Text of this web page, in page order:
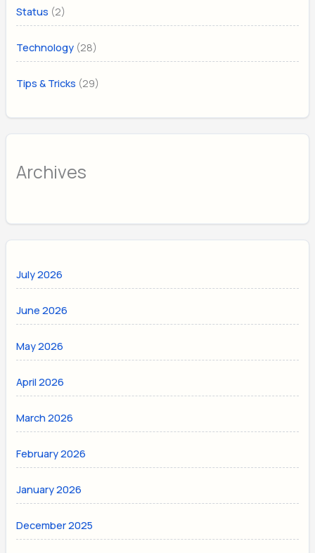
Status (2)
Technology (28)
Tips & Tricks (29)
Archives
July 2026
June 2026
May 2026
April 2026
March 2026
February 2026
January 2026
December 2025